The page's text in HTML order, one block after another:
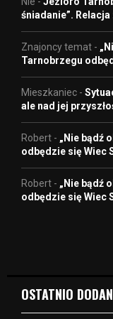
śniadanie”.
Znajoncy temat -
Tarnobrzegu
Mieszkaniec -
ale nad jej
Robert - „Nie bądź
odbędzie się Wiec
Robert - „Nie bądź
odbędzie się Wiec
OSTATNIO